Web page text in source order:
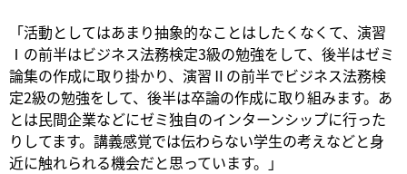
「活動としてはあまり抽象的なことはしたくなくて、演習
Ⅰの前半はビジネス法務検定3級の勉強をして、後半はゼミ
論集の作成に取り掛かり、演習Ⅱの前半でビジネス法務検
定2級の勉強をして、後半は卒論の作成に取り組みます。あ
とは民間企業などにゼミ独自のインターンシップに行った
りしてます。講義感覚では伝わらない学生の考えなどと身
近に触れられる機会だと思っています。」